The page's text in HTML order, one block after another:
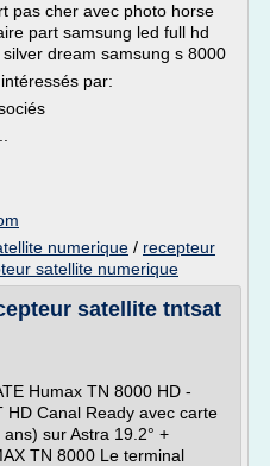
pas cher avec photo horse
part samsung led full hd
dream samsung s 8000
par:
numerique / recepteur
satellite numerique
satellite tntsat
Humax TN 8000 HD -
HD Canal Ready avec carte
sur Astra 19.2° +
TN 8000 Le terminal